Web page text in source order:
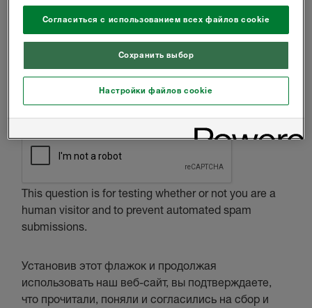
CAPTCHA
This question is for testing whether or not you are a
human visitor and to prevent automated spam
submissions.
Установив этот флажок и продолжая
использовать наш веб-сайт, вы подтверждаете,
что прочитали, поняли и согласились на сбор и
Согласиться с использованием всех файлов cookie
Сохранить выбор
Настройки файлов cookie